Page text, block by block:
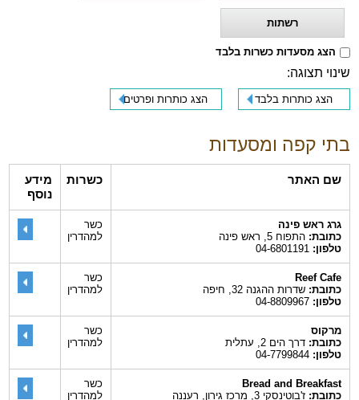
רשתות
הצג מסעדות כשרות בלבד
שינוי תצוגה:
הצג כותרות בלבד הצג כותרות ופרטים
בתי קפה ומסעדות
שם האתר כשרות
מידע
נוסף
גרג ראש פינה
כתובת:התפוח 5, ראש פינה
טלפון:04-6801191
כשר
למהדרין
Reef Cafe
כתובת:שדרות ההגנה 32, חיפה
טלפון:04-8809967
כשר
למהדרין
מרקוס
כתובת:דרך הים 2, עתלית
טלפון:04-7799844
כשר
למהדרין
Bread and Breakfast
כתובת:ז'בוטינסקי 3, מרכז גירון, רעננה
כשר
למהדרין